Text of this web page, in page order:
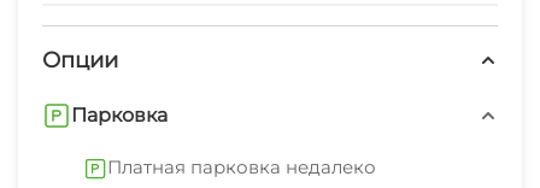
зонтиками, а также просторные номера с
обустроены новой, удобной мебелью,
нашего отеля открываются завораживающие
Опции
Парковка
Платная парковка недалеко